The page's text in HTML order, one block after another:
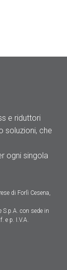
e riduttori
soluzioni, che
ogni singola
di Forlì Cesena,
S.p.A. con sede in
e p. I.V.A.